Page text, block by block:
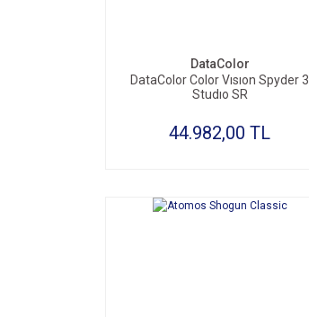
DataColor
DataColor Color Vısıon Spyder 3
Studıo SR
44.982,00 TL